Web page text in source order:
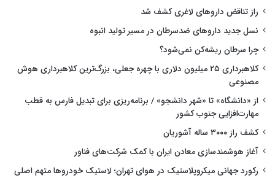
راز تناقض داروهای لاغری کشف شد
نسل جدید داروهای ضدسرطان در مسیر تولید انبوه
چرا سرطان ریشه‌کن نمی‌شود؟
کلاهبرداری ۲۵ میلیون دلاری با چهره جعلی، بزرگ‌ترین کلاهبرداری هوش
مصنوعی
از «دانشگاه» تا «شهر دانشجو» / برنامه‌ریزی برای تبدیل فارس به قطب
مهارت‌افزایی جنوب کشور
کشف راز ۳۰۰۰ ساله آشوریان
آغاز هوشمندسازی معادن ایران با کمک شرکت‌های فناور
رکورد جهانی میکروپلاستیک در هوای تهران؛ لاستیک خودروها متهم اصلی